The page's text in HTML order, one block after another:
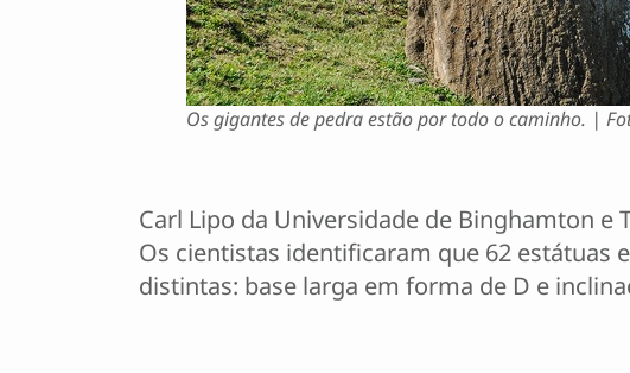
Os gigantes de pedra estão por todo o caminho. |
Carl Lipo da Universidade de Binghamton
Os cientistas identificaram que 62 estátuas
distintas: base larga em forma de D e